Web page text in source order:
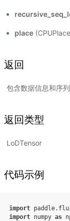
place
返回
包含数据信息和序
返回类型
LoDTensor
代码示例
import
import numpy as